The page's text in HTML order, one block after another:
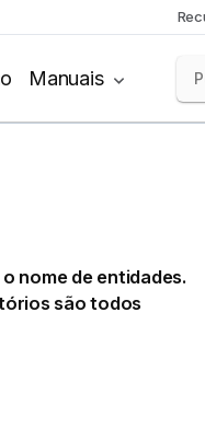
Manuais
nome de entidades.
são todos